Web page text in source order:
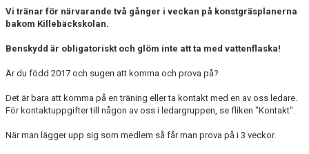
Vi tränar för närvarande två gånger i veckan på konstgräsplanerna
bakom Killebäckskolan.
Benskydd är obligatoriskt och glöm inte att ta med vattenflaska!
Är du född 2017 och sugen att komma och prova på?
Det är bara att komma på en träning eller ta kontakt med en av oss ledare.
För kontaktuppgifter till någon av oss i ledargruppen, se fliken "Kontakt".
När man lägger upp sig som medlem så får man prova på i 3 veckor.